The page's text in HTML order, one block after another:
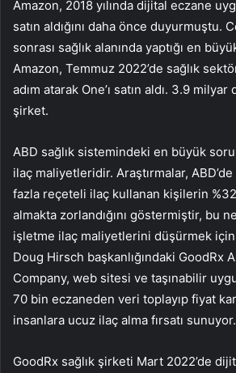
Amazon, 2018 yılında dijital eczane
satın aldığını daha önce duyurmuştu.
sonrası sağlık alanında yaptığı en
Amazon, Temmuz 2022’de sağlık
adım atarak One’ı satın aldı. 3.9
şirket.
ABD sağlık sistemindeki en büyük
ilaç maliyetleridir. Araştırmalar,
fazla reçeteli ilaç kullanan kişilerin
almakta zorlandığını göstermiştir, bu
işletme ilaç maliyetlerini düşürmek için
Doug Hirsch başkanlığındaki GoodRx
Company, web sitesi ve taşınabilir
70 bin eczaneden veri toplayıp fiyat
insanlara ucuz ilaç alma fırsatı sunuyor.
GoodRx sağlık şirketi Mart 2022’de